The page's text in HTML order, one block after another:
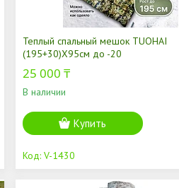
Теплый спальный мешок TUOHAI
(195+30)Х95см до -20
25 000 ₸
В наличии
Купить
V-1430